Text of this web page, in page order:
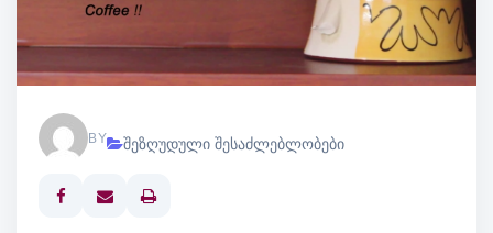
BY შეზღუდული შესაძლებლობები
Print